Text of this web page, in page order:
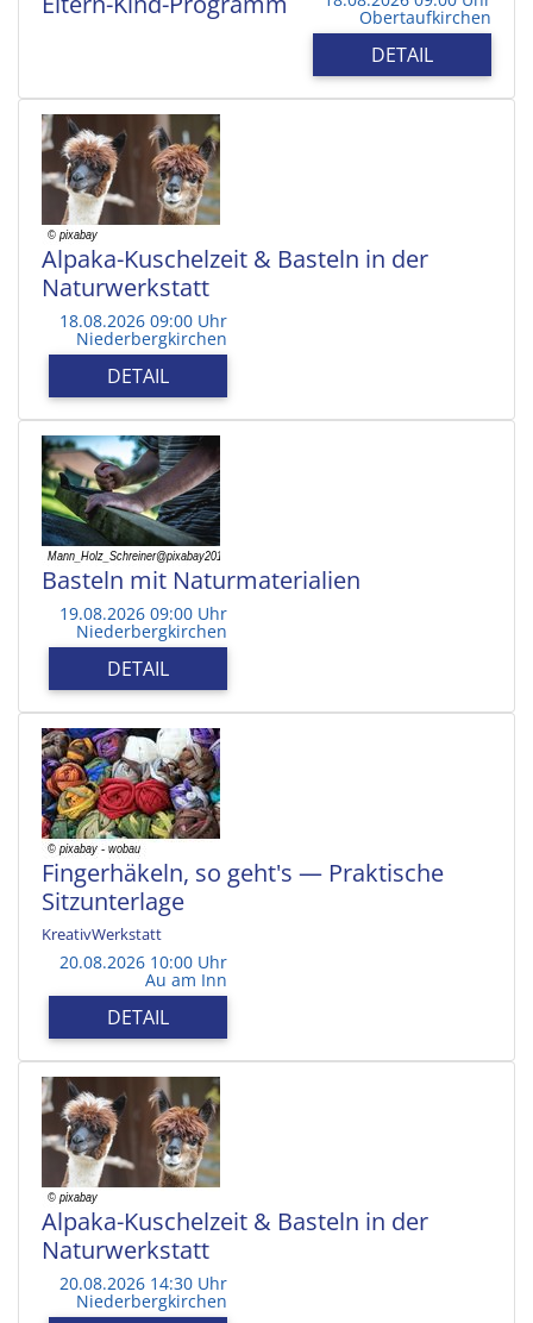
Obertaufkirchen
DETAIL
Alpaka-Kuschelzeit & Basteln in der
Naturwerkstatt
18.08.2026 09:00 Uhr
Niederbergkirchen
DETAIL
Basteln mit Naturmaterialien
19.08.2026 09:00 Uhr
Niederbergkirchen
DETAIL
Fingerhäkeln, so geht's — Praktische
Sitzunterlage
KreativWerkstatt
20.08.2026 10:00 Uhr
Au am Inn
DETAIL
Alpaka-Kuschelzeit & Basteln in der
Naturwerkstatt
20.08.2026 14:30 Uhr
Niederbergkirchen